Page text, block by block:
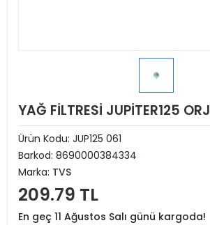
YAĞ FİLTRESİ JUPİTER125 ORJ
Ürün Kodu: JUP125 061
Barkod: 8690000384334
Marka: TVS
209.79 TL
En geç 11 Ağustos Salı günü kargoda!